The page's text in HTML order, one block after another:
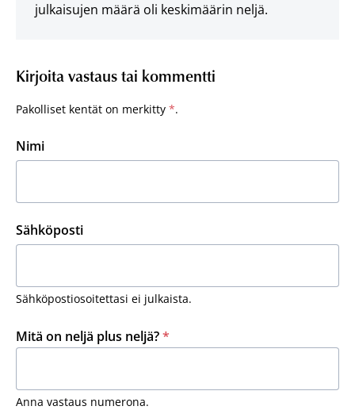
julkaisujen määrä oli keskimäärin neljä.
Kirjoita vastaus tai kommentti
Pakolliset kentät on merkitty *.
Nimi
Sähköposti
Sähköpostiosoitettasi ei julkaista.
Mitä on neljä plus neljä?*
Anna vastaus numerona.